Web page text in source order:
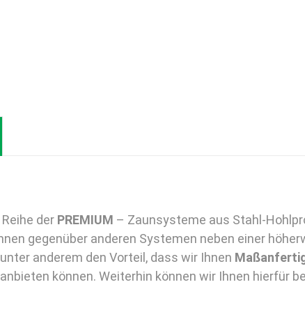
der PREMIUM – Zaunsysteme aus Stahl-
gegenüber anderen Systemen neben einer
anderem den Vorteil, dass wir Ihnen
können. Weiterhin können wir Ihnen hierfür